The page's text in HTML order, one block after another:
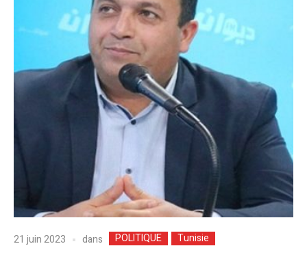
21 juin 2023 dans POLITIQUE Tunisie